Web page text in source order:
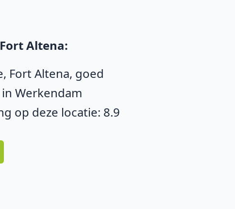
Altena:
Fort Altena, goed
Werkendam
op deze locatie: 8.9